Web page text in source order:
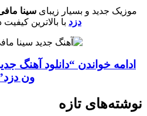
موزیک جدید و بسیار زیبای سینا
دزد با بالاترین
ادامه خواندن “دانلود آهنگ
ون
نوشته‌های تازه